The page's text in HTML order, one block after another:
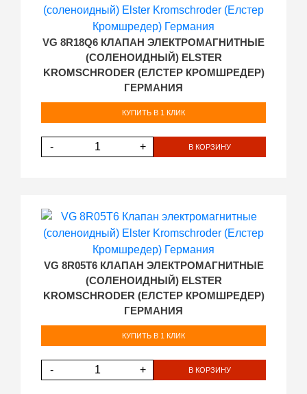
VG 8R18Q6 КЛАПАН ЭЛЕКТРОМАГНИТНЫЕ
(СОЛЕНОИДНЫЙ) ELSTER
KROMSCHRODER (ЕЛСТЕР КРОМШРЕДЕР)
ГЕРМАНИЯ
КУПИТЬ В 1 КЛИК
- + В КОРЗИНУ
VG 8R05T6 КЛАПАН ЭЛЕКТРОМАГНИТНЫЕ
(СОЛЕНОИДНЫЙ) ELSTER
KROMSCHRODER (ЕЛСТЕР КРОМШРЕДЕР)
ГЕРМАНИЯ
КУПИТЬ В 1 КЛИК
- + В КОРЗИНУ